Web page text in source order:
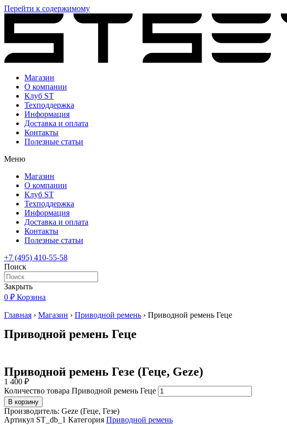
Перейти к содержимому
Магазин
О компании
Клуб ST
Техподдержка
Информация
Доставка и оплата
Контакты
Полезные статьи
Меню
Магазин
О компании
Клуб ST
Техподдержка
Информация
Доставка и оплата
Контакты
Полезные статьи
+7 (495) 410-55-58
Поиск
Закрыть
0 ₽ Корзина
Главная › Магазин › Приводной ремень › Приводной ремень Геце
Приводной ремень Геце
Приводной ремень Гезе (Геце, Geze)
1 400 ₽
Количество товара Приводной ремень Геце
В корзину
Производитель: Geze (Геце, Гезе)
Артикул ST_db_1 Категория Приводной ремень